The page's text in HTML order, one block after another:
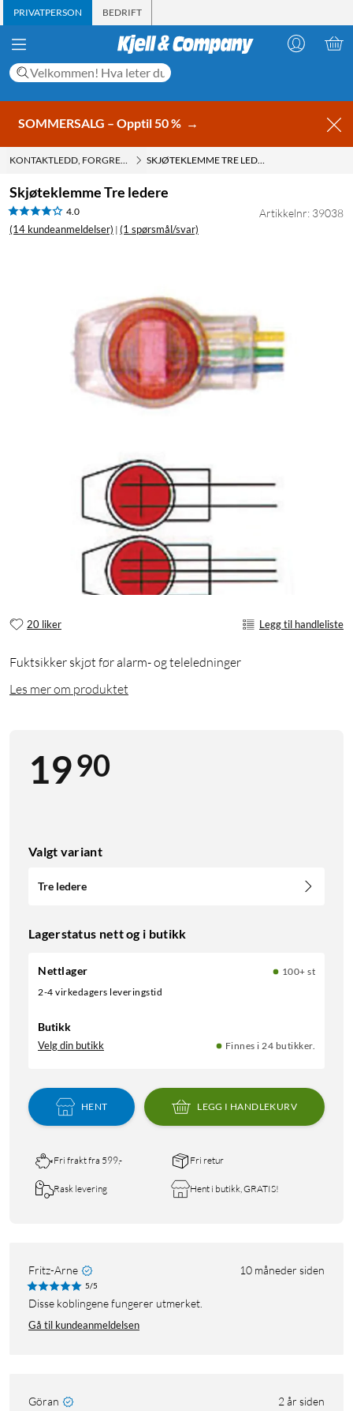
PRIVATPERSON BEDRIFT
SOMMERSALG – Opptil 50 % →
KONTAKTLEDD, FORGRENINGER SKJØTEKLEMME TRE LEDERE
Skjøteklemme Tre ledere
4.0
(14 kundeanmeldelser) | (1 spørsmål/svar)
Artikkelnr: 39038
20 liker Legg til handleliste
Fuktsikker skjøt før alarm- og teleledninger
Les mer om produktet
1990
Valgt variant
Tre ledere
Lagerstatus nett og i butikk
Nettlager
100+ st
2-4 virkedagers leveringstid
Butikk
Velg din butikk Finnes i 24 butikker.
HENT LEGG I HANDLEKURV
Fri frakt fra 599,- Fri retur
Rask levering Hent i butikk, GRATIS!
Fritz-Arne 10 måneder siden
5/5
Disse koblingene fungerer utmerket.
Gå til kundeanmeldelsen
Göran 2 år siden